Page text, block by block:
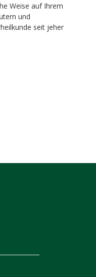
Weise auf Ihrem
und
seit jeher